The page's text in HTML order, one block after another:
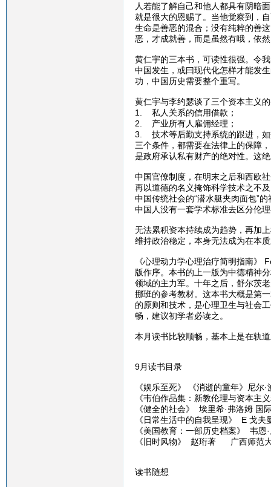
人若能了解自己和他人都具有阴暗
就是很大的恩赐了。当他觉察到，
生命是善恶的混合；没有纯粹的善
恶，才成就善，而是虽然有哦，依
黄仁宇的三本书，可读性很强。令
中国发生，或曰现代化怎样才能发
功，中国历史需要整个重写。
黄仁宇与李约瑟谈了三个资本主义
1. 私人关系的信用借款；
2. 产业所有人雇佣经理；
3. 技术等后勤支持系统的跟进，如
三个条件，都需要在法律上的保障
是政府承认私有财产的绝对性。这
中国官僚制度，在明末之后和西欧
再以道德的名义掩饰科学技术之不
中国传统社会的“潜水艇夹肉面包”
中国人没有一套学术标准去区分伦
无法累积资本持续成为趋势，再加
维持政治稳定，本身无法成为在本
《心理动力学心理治疗简明指南》
版作序。本书的上一版为中德精神
领域的主力军。十年之后，舒尔茨
挪班的参考教材。这本书大概是第
的原则和技术，是心理卫生与社会
畅，建议初学者必读之。
本月读书比较顺畅，基本上是在轨
9月读书目录
《娱乐至死》 《消逝的童年》尼
《韦伯作品集：新教伦理与资本
《健全的社会》 埃里希·弗洛
《日常生活中的自我呈现》 E
《美国教育：一部历史档案》 韦
《旧时风物》 赵珩著 广西
读书随想